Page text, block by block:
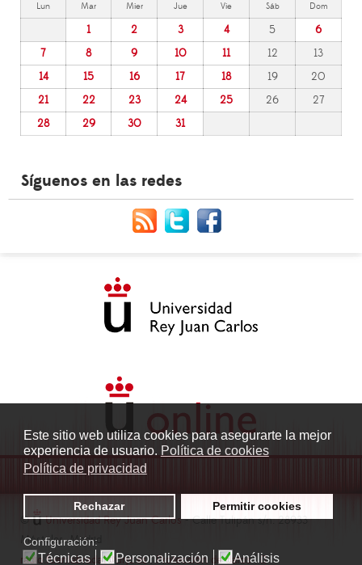
Este sitio web utiliza cookies para asegurarte la mejor
experiencia de usuario. Política de cookies
Política de privacidad
Rechazar Permitir cookies
Configuración:
Técnicas Personalización Análisis
Lun Mar Mier Jue Vie Sáb Dom
1 2 3 4 5
6
7
8 9 10 11 12
13
14
15 16 17 18 19
20
21
22 23 24 25 26
27
28
29 30 31
Síguenos en las redes
© Universidad Rey Juan Carlos- Calle Tulipán s/n. 28933
Móstoles. Madrid
radio.fuenlabrada1@urjc.es|Protección de datos|